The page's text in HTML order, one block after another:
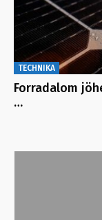
TECHNIKA
Forradalom
…